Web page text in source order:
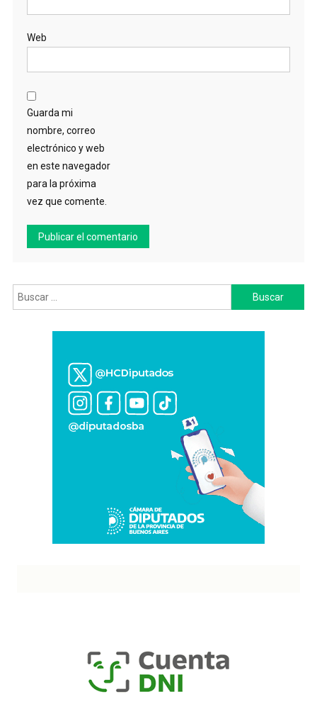
Web
Guarda mi
nombre, correo
electrónico y web
en este navegador
para la próxima
vez que comente.
Buscar: